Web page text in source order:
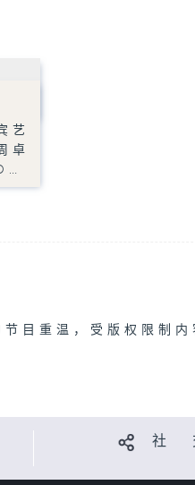
艺
卓
目重温，受版权限制内
社